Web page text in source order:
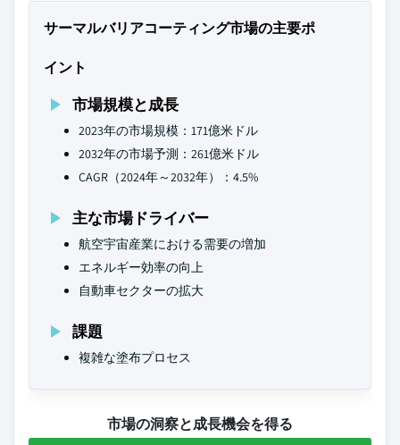
サーマルバリアコーティング市場の主要ポ
イント
市場規模と成長
2023年の市場規模：171億米ドル
2032年の市場予測：261億米ドル
CAGR（2024年～2032年）：4.5%
主な市場ドライバー
航空宇宙産業における需要の増加
エネルギー効率の向上
自動車セクターの拡大
課題
複雑な塗布プロセス
市場の洞察と成長機会を得る